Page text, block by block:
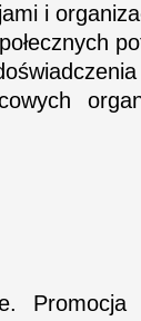
i
Promocja